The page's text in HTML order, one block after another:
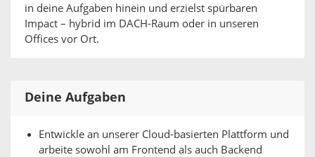
in deine Aufgaben hinein und erzielst spürbaren
Impact – hybrid im DACH-Raum oder in unseren
Offices vor Ort.
Deine Aufgaben
Entwickle an unserer Cloud-basierten Plattform und
arbeite sowohl am Frontend als auch Backend